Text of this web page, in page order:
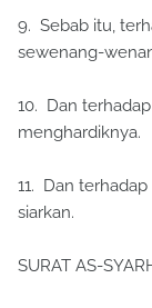
9. Sebab itu,
sewenang-
10. Dan
menghardiknya.
11. Dan
siarkan.
SURAT AS-